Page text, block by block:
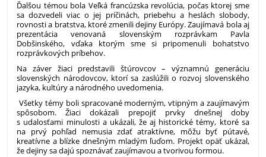
Ďalšou témou bola Veľká francúzska revolúcia, počas ktorej sme
sa dozvedeli viac o jej príčinách, priebehu a heslách slobody,
rovnosti a bratstva, ktoré zmenili dejiny Európy. Zaujímavá bola aj
prezentácia venovaná slovenským rozprávkam Pavla
Dobšinského, vďaka ktorým sme si pripomenuli bohatstvo
rozprávkových príbehov.
Na záver žiaci predstavili štúrovcov – významnú generáciu
slovenských národovcov, ktorí sa zaslúžili o rozvoj slovenského
jazyka, kultúry a národného uvedomenia.
Všetky témy boli spracované moderným, vtipným a zaujímavým
spôsobom. Žiaci dokázali prepojiť prvky dnešnej doby
s udalosťami minulosti a ukázali, že aj historické témy, ktoré sa
na prvý pohľad nemusia zdať atraktívne, môžu byť pútavé,
kreatívne a blízke dnešným mladým ľuďom. Projekt opäť ukázal,
že dejiny sa dajú spoznávať zaujímavou a tvorivou formou.